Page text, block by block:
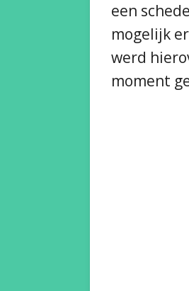
een
mogelijk
werd
moment